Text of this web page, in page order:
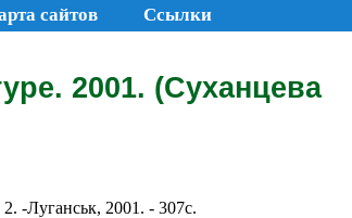
сайтов Ссылки
2001. (Суханцева
2. -Луганськ, 2001. - 307с.